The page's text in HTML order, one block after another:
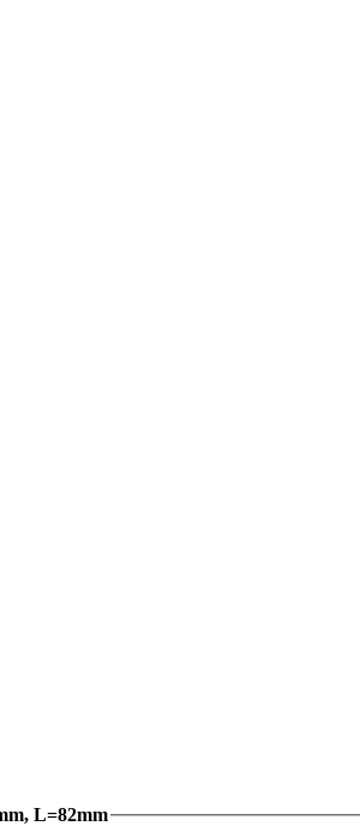
L=82mm